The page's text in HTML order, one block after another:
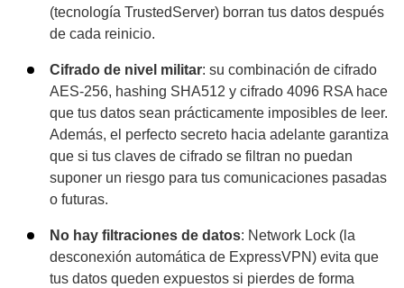
(tecnología TrustedServer) borran tus datos después
de cada reinicio.
Cifrado de nivel militar: su combinación de cifrado
AES-256, hashing SHA512 y cifrado 4096 RSA hace
que tus datos sean prácticamente imposibles de leer.
Además, el perfecto secreto hacia adelante garantiza
que si tus claves de cifrado se filtran no puedan
suponer un riesgo para tus comunicaciones pasadas
o futuras.
No hay filtraciones de datos: Network Lock (la
desconexión automática de ExpressVPN) evita que
tus datos queden expuestos si pierdes de forma